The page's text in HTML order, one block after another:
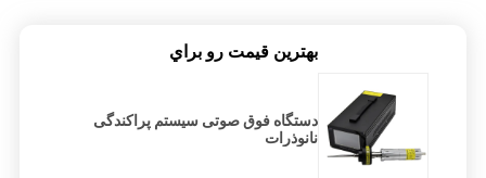
بهترين قيمت رو براي
دستگاه فوق صوتی سیستم پراکندگی
نانوذرات